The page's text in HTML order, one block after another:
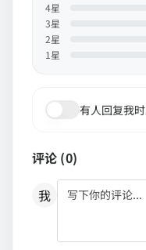
4星
3星
2星
1 星
有人回复我
评论 (0)
我